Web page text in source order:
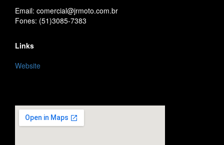
Email: comercial@jrmoto.com.br
Fones: (51)3085-7383
Links
Website